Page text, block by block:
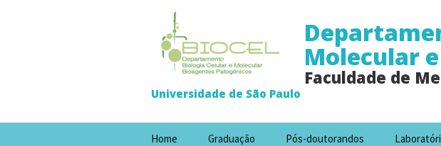
Molecular
Faculdade de
Universidade de São Paulo
Home Graduação Pós-doutorandos